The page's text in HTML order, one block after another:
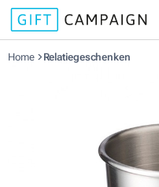
Home Relatiegeschenken